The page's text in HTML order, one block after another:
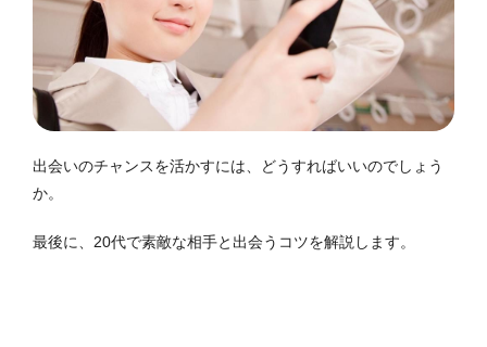
出会いのチャンスを活かすには、どうすればいいのでしょう
か。
最後に、20代で素敵な相手と出会うコツを解説します。